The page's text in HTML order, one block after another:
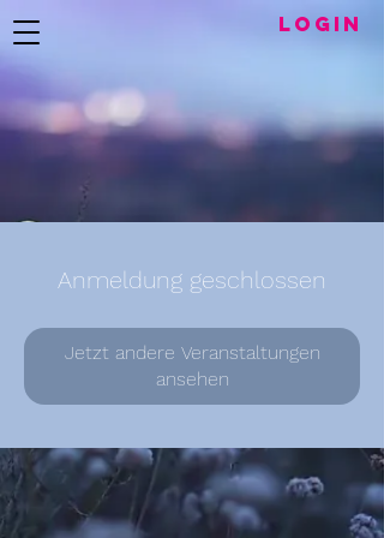
LogIN
Anmeldung geschlossen
Jetzt andere Veranstaltungen
ansehen